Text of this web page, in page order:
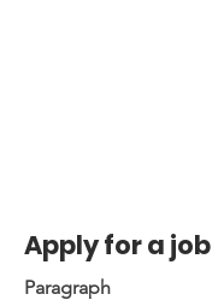
Apply for a job
Paragraph